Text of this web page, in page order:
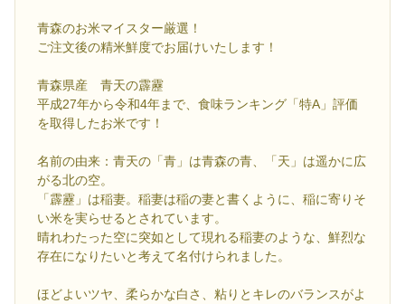
青森のお米マイスター厳選！
ご注文後の精米鮮度でお届けいたします！
青森県産 青天の霹靂
平成27年から令和4年まで、食味ランキング「特A」評価
を取得したお米です！
名前の由来：青天の「青」は青森の青、「天」は遥かに広
がる北の空。
「霹靂」は稲妻。稲妻は稲の妻と書くように、稲に寄りそ
い米を実らせるとされています。
晴れわたった空に突如として現れる稲妻のような、鮮烈な
存在になりたいと考えて名付けられました。
ほどよいツヤ、柔らかな白さ、粘りとキレのバランスがよ